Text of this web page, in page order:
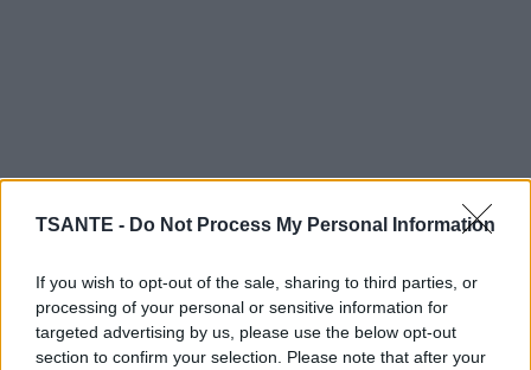
TSANTE - Do Not Process My Personal Information
If you wish to opt-out of the sale, sharing to third parties, or
processing of your personal or sensitive information for
targeted advertising by us, please use the below opt-out
section to confirm your selection. Please note that after your
Tous ces restes sont broyés et mélangés en une
pâte épaisse. Ensuite, plusieurs additifs sont ajoutés